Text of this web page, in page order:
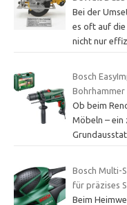
Bei der
es oft auf die
nicht nur
Bosch
Ob beim
Möbeln – ein
Bosch Multi-
für präzises
Beim